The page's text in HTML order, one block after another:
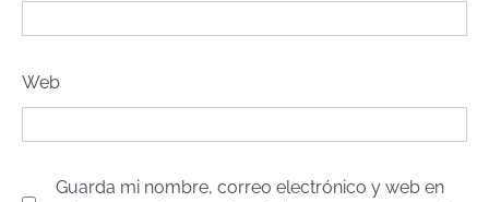
Web
Guarda mi nombre, correo electrónico y web en